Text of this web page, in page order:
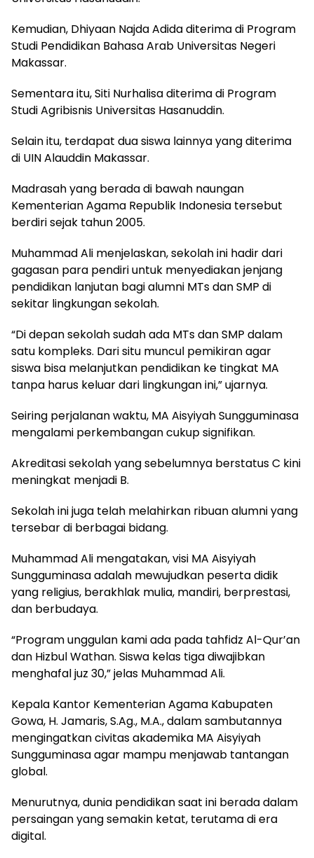
Kemudian, Dhiyaan Najda Adida diterima di Program
Studi Pendidikan Bahasa Arab Universitas Negeri
Makassar.
Sementara itu, Siti Nurhalisa diterima di Program
Studi Agribisnis Universitas Hasanuddin.
Selain itu, terdapat dua siswa lainnya yang diterima
di UIN Alauddin Makassar.
Madrasah yang berada di bawah naungan
Kementerian Agama Republik Indonesia tersebut
berdiri sejak tahun 2005.
Muhammad Ali menjelaskan, sekolah ini hadir dari
gagasan para pendiri untuk menyediakan jenjang
pendidikan lanjutan bagi alumni MTs dan SMP di
sekitar lingkungan sekolah.
“Di depan sekolah sudah ada MTs dan SMP dalam
satu kompleks. Dari situ muncul pemikiran agar
siswa bisa melanjutkan pendidikan ke tingkat MA
tanpa harus keluar dari lingkungan ini,” ujarnya.
Seiring perjalanan waktu, MA Aisyiyah Sungguminasa
mengalami perkembangan cukup signifikan.
Akreditasi sekolah yang sebelumnya berstatus C kini
meningkat menjadi B.
Sekolah ini juga telah melahirkan ribuan alumni yang
tersebar di berbagai bidang.
Muhammad Ali mengatakan, visi MA Aisyiyah
Sungguminasa adalah mewujudkan peserta didik
yang religius, berakhlak mulia, mandiri, berprestasi,
dan berbudaya.
“Program unggulan kami ada pada tahfidz Al-Qur’an
dan Hizbul Wathan. Siswa kelas tiga diwajibkan
menghafal juz 30,” jelas Muhammad Ali.
Kepala Kantor Kementerian Agama Kabupaten
Gowa, H. Jamaris, S.Ag., M.A., dalam sambutannya
mengingatkan civitas akademika MA Aisyiyah
Sungguminasa agar mampu menjawab tantangan
global.
Menurutnya, dunia pendidikan saat ini berada dalam
persaingan yang semakin ketat, terutama di era
digital.